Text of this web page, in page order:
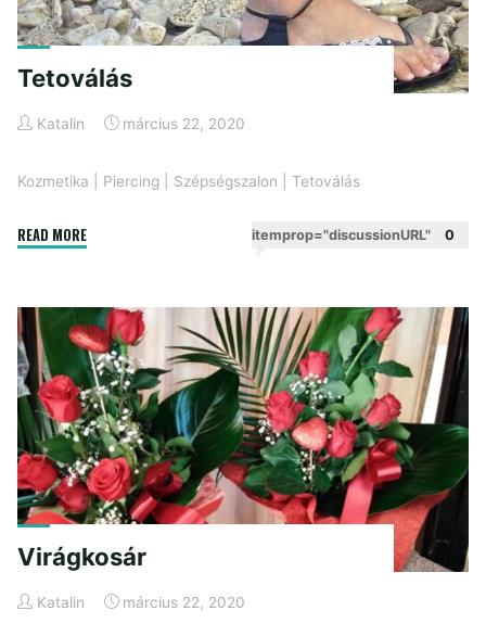
Tetoválás
Katalin március 22, 2020
Kozmetika Piercing Szépségszalon Tetoválás
READ MORE"Tetoválás" itemprop="discussionURL" 0
Virágkosár
Katalin március 22, 2020